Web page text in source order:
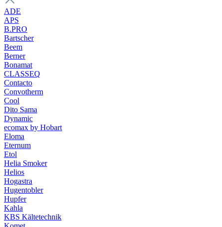
ADE
APS
B.PRO
Bartscher
Beem
Berner
Bonamat
CLASSEQ
Contacto
Convotherm
Cool
Dito Sama
Dynamic
ecomax by Hobart
Eloma
Eternum
Etol
Helia Smoker
Helios
Hogastra
Hugentobler
Hupfer
Kahla
KBS Kältetechnik